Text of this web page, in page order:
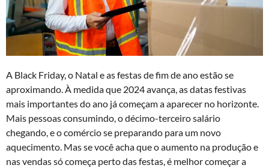
A Black Friday, o Natal e as festas de fim de ano estão se
aproximando. À medida que 2024 avança, as datas festivas
mais importantes do ano já começam a aparecer no horizonte.
Mais pessoas consumindo, o décimo-terceiro salário
chegando, e o comércio se preparando para um novo
aquecimento. Mas se você acha que o aumento na produção e
nas vendas só começa perto das festas, é melhor começar a